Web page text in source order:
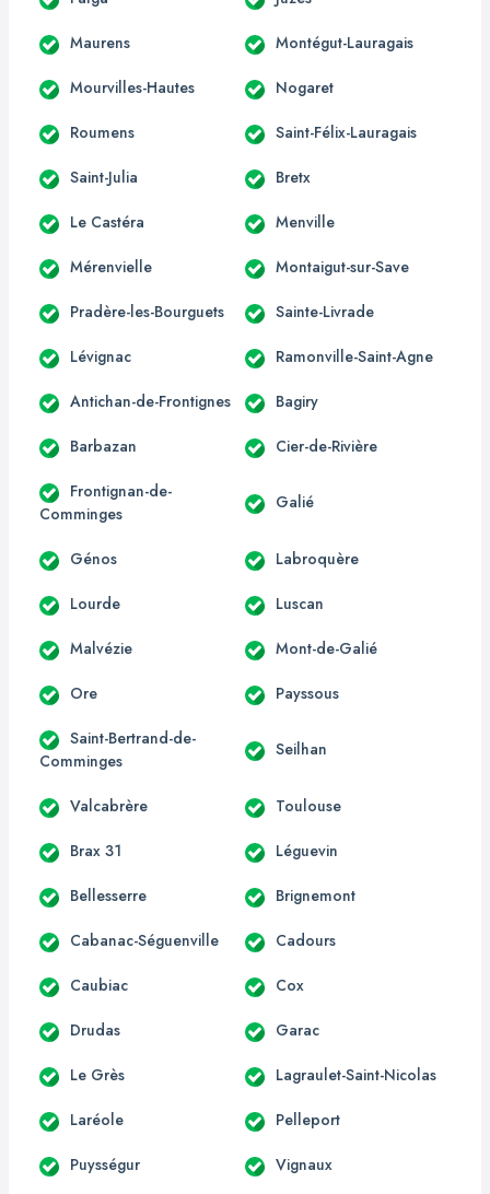
Maurens Montégut-Lauragais
Mourvilles-Hautes Nogaret
Roumens Saint-Félix-Lauragais
Saint-Julia Bretx
Le Castéra Menville
Mérenvielle Montaigut-sur-Save
Pradère-les-Bourguets Sainte-Livrade
Lévignac Ramonville-Saint-Agne
Antichan-de-Frontignes Bagiry
Barbazan Cier-de-Rivière
Frontignan-de-
Comminges
Galié
Génos Labroquère
Lourde Luscan
Malvézie Mont-de-Galié
Ore Payssous
Saint-Bertrand-de-
Comminges
Seilhan
Valcabrère Toulouse
Brax 31 Léguevin
Bellesserre Brignemont
Cabanac-Séguenville Cadours
Caubiac Cox
Drudas Garac
Le Grès Lagraulet-Saint-Nicolas
Laréole Pelleport
Puysségur Vignaux